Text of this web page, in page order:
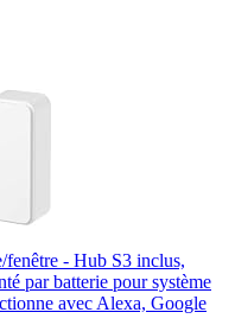
- Hub S3 inclus,
par batterie pour système
avec Alexa, Google